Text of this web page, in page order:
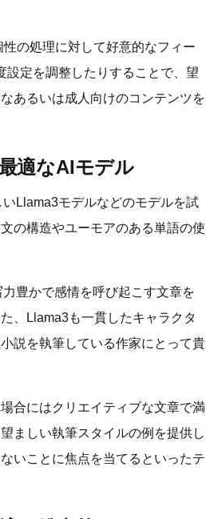
の処理に対して好意的なフィー
設定を調整したりすることで、望
あるいは成人向けのコンテンツを
適なAIモデル
Llama3モデルなどのモデルを試
の構造やユーモアのある単語の使
豊かで感情を呼び起こす文章を
、Llama3も一貫したキャラクタ
説を執筆している作家にとって貴
合にはクリエイティブな文章で満
ましい執筆スタイルの例を提供し
いことに焦点を当てるといったテ